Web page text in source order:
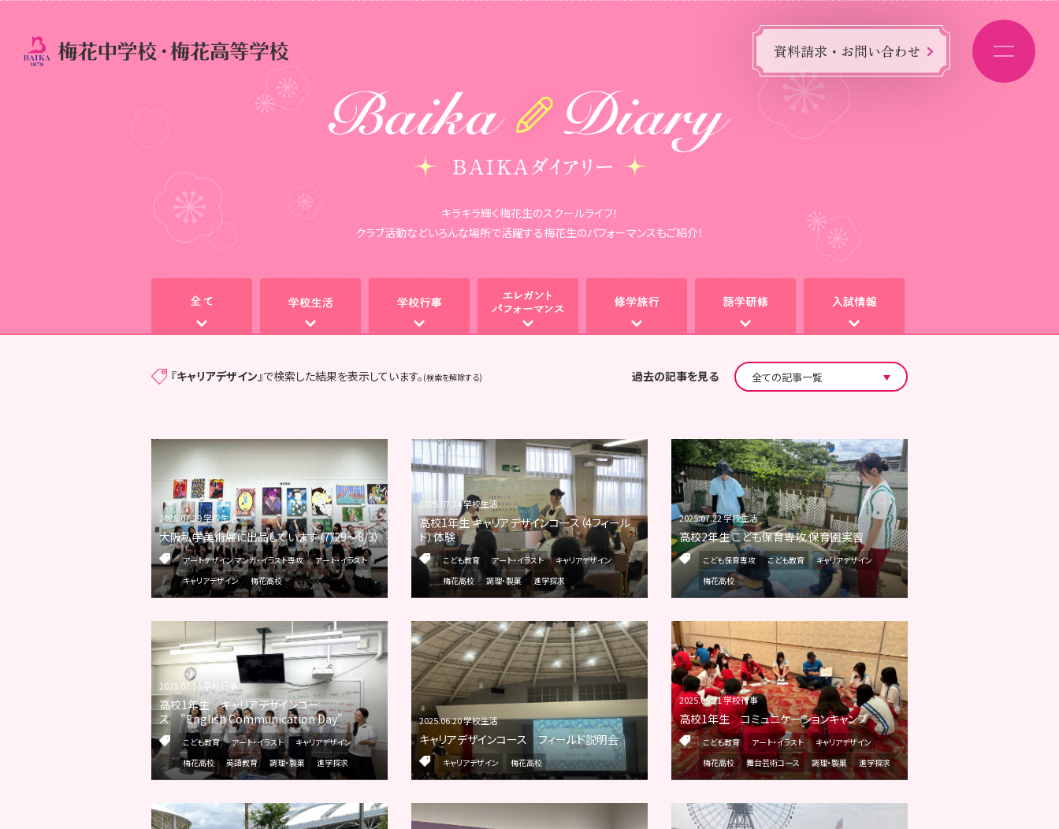
資料請求・お問い合わせ
キラキラ輝く梅花生のスクールライフ！
クラブ活動などいろんな場所で活躍する梅花生のパフォーマンスもご紹介！
『キャリアデザイン』で検索した結果を表示しています。 (検索を解除する) 過去の記事を見る
2025.07.29 学校生活
大阪私学美術展に出品しています（7/29～8/3）
アートデザイン マンガ・イラスト専攻
アート・イラスト
キャリアデザイン
梅花高校
2025.07.24 学校生活
高校1年生 キャリアデザインコース（4フィール
ド）体験
こども教育 アート・イラスト
キャリアデザイン
梅花高校
調理・製菓 進学探求
2025.07.22 学校生活
高校2年生 こども保育専攻 保育園実習
こども保育専攻 こども教育
キャリアデザイン
梅花高校
2025.07.15 学校行事
高校1年生 キャリアデザインコー
ス "English Communication Day"
こども教育 アート・イラスト
キャリアデザイン
梅花高校
英語教育 調理・製菓 進学探求
2025.06.20 学校生活
キャリアデザインコース フィールド説明会
キャリアデザイン 梅花高校
2025.05.21 学校行事
高校1年生 コミュニケーションキャンプ
こども教育 アート・イラスト
キャリアデザイン
梅花高校
舞台芸術コース 調理・製菓 進学探求